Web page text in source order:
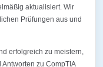
aktualisiert. Wir
Prüfungen aus und
erfolgreich zu meistern,
zu CompTIA